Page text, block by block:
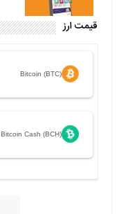
قیمت ارز
Bitcoin (BTC)
Bitcoin Cash (BCH)